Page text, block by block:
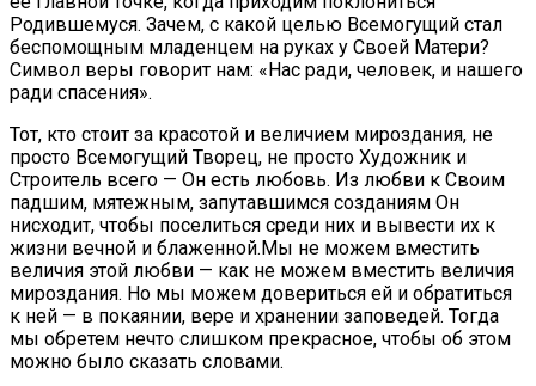
Родившемуся. Зачем, с какой целью Всемогущий стал
беспомощным младенцем на руках у Своей Матери?
Символ веры говорит нам: «Нас ради, человек, и нашего
ради спасения».
Тот, кто стоит за красотой и величием мироздания, не
просто Всемогущий Творец, не просто Художник и
Строитель всего — Он есть любовь. Из любви к Своим
падшим, мятежным, запутавшимся созданиям Он
нисходит, чтобы поселиться среди них и вывести их к
жизни вечной и блаженной.Мы не можем вместить
величия этой любви — как не можем вместить величия
мироздания. Но мы можем довериться ей и обратиться
к ней — в покаянии, вере и хранении заповедей. Тогда
мы обретем нечто слишком прекрасное, чтобы об этом
можно было сказать словами.